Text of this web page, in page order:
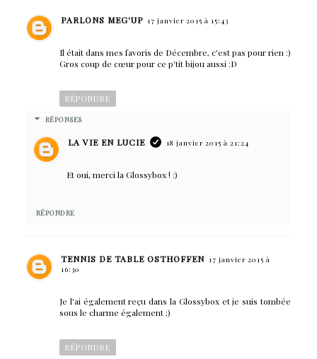
PARLONS MEG'UP 17 janvier 2015 à 15:43
Il était dans mes favoris de Décembre, c'est pas pour rien :)
Gros coup de cœur pour ce p'tit bijou aussi :D
RÉPONDRE
RÉPONSES
LA VIE EN LUCIE 18 janvier 2015 à 21:24
Et oui, merci la Glossybox ! :)
RÉPONDRE
TENNIS DE TABLE OSTHOFFEN 17 janvier 2015 à
16:30
Je l'ai également reçu dans la Glossybox et je suis tombée
sous le charme également ;)
RÉPONDRE